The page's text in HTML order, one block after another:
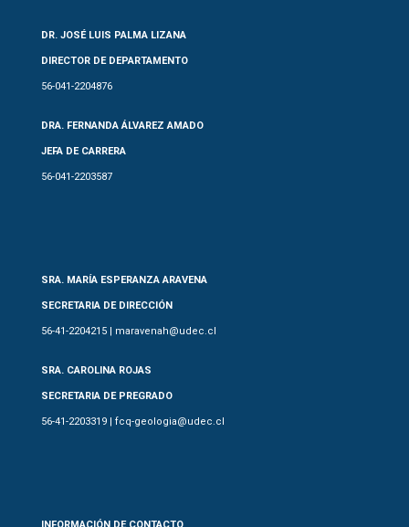
DR. JOSÉ LUIS PALMA LIZANA
DIRECTOR DE DEPARTAMENTO
56-041-2204876
DRA. FERNANDA ÁLVAREZ AMADO
JEFA DE CARRERA
56-041-2203587
SRA. MARÍA ESPERANZA ARAVENA
SECRETARIA DE DIRECCIÓN
56-41-2204215 | maravenah@udec.cl
SRA. CAROLINA ROJAS
SECRETARIA DE PREGRADO
56-41-2203319 | fcq-geologia@udec.cl